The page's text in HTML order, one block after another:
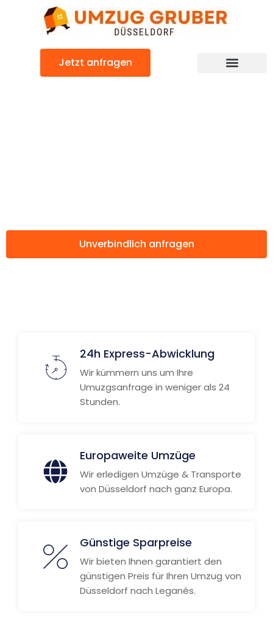
Jetzt anfragen
Unverbindlich anfragen
24h Express-Abwicklung
Wir kümmern uns um Ihre
Umuzgsanfrage in weniger als 24
Stunden.
Europaweite Umzüge
Wir erledigen Umzüge & Transporte
von Düsseldorf nach ganz Europa.
Günstige Sparpreise
Wir bieten Ihnen garantiert den
günstigen Preis für Ihren Umzug von
Düsseldorf nach Leganés.